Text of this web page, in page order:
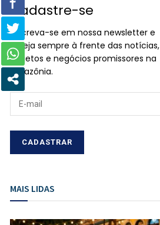
Cadastre-se
Inscreva-se em nossa newsletter e
esteja sempre à frente das notícias,
projetos e negócios promissores na
Amazônia.
MAIS LIDAS